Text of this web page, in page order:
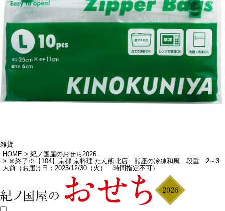
雑貨
HOME
紀ノ国屋のおせち2026
※終了※【104】京都 京料理 たん熊北店 熊座の冷凍和風二段重 2～3
人前（お届け日：2025/12/30（火） 時間指定不可）